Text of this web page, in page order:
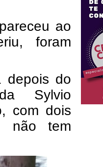
ao
foram
depois do
Sylvio
com dois
não tem